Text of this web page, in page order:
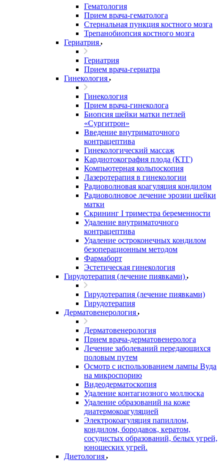
Гематология
Прием врача-гематолога
Стернальная пункция костного мозга
Трепанобиопсия костного мозга
Гериатрия
Гериатрия
Прием врача-гериатра
Гинекология
Гинекология
Прием врача-гинеколога
Биопсия шейки матки петлей
«Сургитрон»
Введение внутриматочного
контрацептива
Гинекологический массаж
Кардиотокография плода (КТГ)
Компьютерная кольпоскопия
Лазеротерапия в гинекологии
Радиоволновая коагуляция кондилом
Радиоволновое лечение эрозии шейки
матки
Скрининг I триместра беременности
Удаление внутриматочного
контрацептива
Удаление остроконечных кондилом
безоперационным методом
Фармаборт
Эстетическая гинекология
Гирудотерапия (лечение пиявками)
Гирудотерапия (лечение пиявками)
Гирудотерапия
Дерматовенерология
Дерматовенерология
Прием врача-дерматовенеролога
Лечение заболеваний передающихся
половым путем
Осмотр с использованием лампы Вуда
на микроспорию
Видеодерматоскопия
Удаление контагиозного моллюска
Удаление образований на коже
диатермокоагуляцией
Электрокоагуляция папиллом,
кондилом, бородавок, кератом,
сосудистых образований, белых угрей,
юношеских угрей.
Диетология